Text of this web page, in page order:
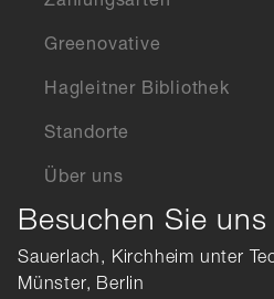
Greenovative
Hagleitner Bibliothek
Standorte
Über uns
Besuchen Sie uns
Sauerlach, Kirchheim unter
Münster, Berlin